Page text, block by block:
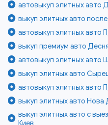
автовыкуп элитных авто
выкуп элитных авто
автовыкуп элитных авто
выкуп премиум авто
автовыкуп элитных авто
выкуп элитных авто
автовыкуп элитных авто
выкуп элитных авто Нова
выкуп элитных авто с
Киев